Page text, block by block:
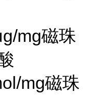
mg磁珠
mg磁珠